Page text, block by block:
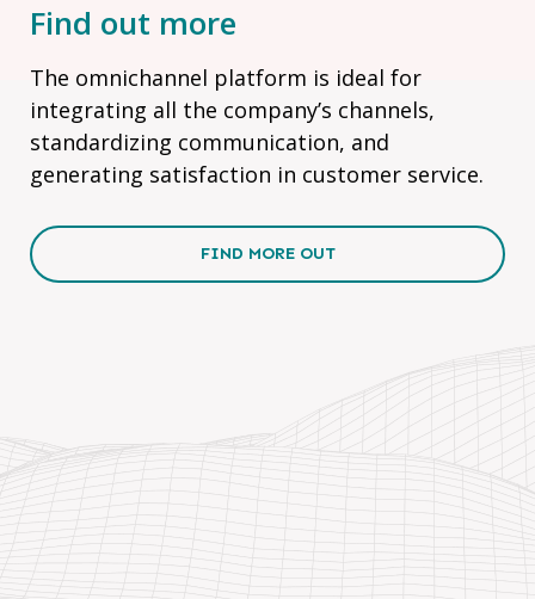
Find out more
The omnichannel platform is ideal for
integrating all the company’s channels,
standardizing communication, and
generating satisfaction in customer service.
FIND MORE OUT